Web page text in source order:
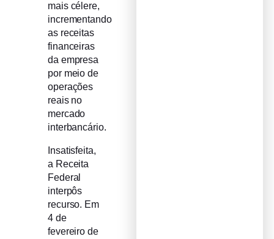
mais célere,
incrementando
as receitas
financeiras
da empresa
por meio de
operações
reais no
mercado
interbancário.
Insatisfeita,
a Receita
Federal
interpôs
recurso. Em
4 de
fevereiro de